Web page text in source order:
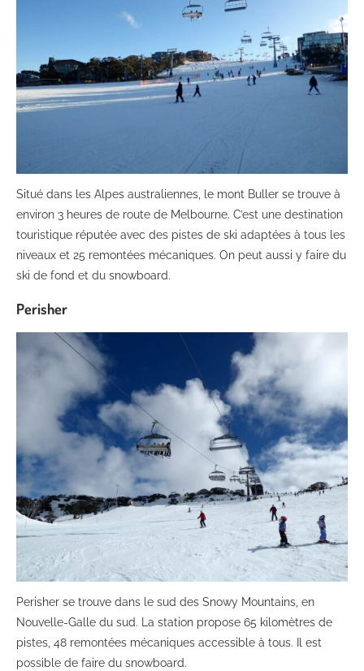
Situé dans les Alpes australiennes, le mont Buller se trouve à
environ 3 heures de route de Melbourne. C’est une destination
touristique réputée avec des pistes de ski adaptées à tous les
niveaux et 25 remontées mécaniques. On peut aussi y faire du
ski de fond et du snowboard.
Perisher
Perisher se trouve dans le sud des Snowy Mountains, en
Nouvelle-Galle du sud. La station propose 65 kilomètres de
pistes, 48 remontées mécaniques accessible à tous. Il est
possible de faire du snowboard.